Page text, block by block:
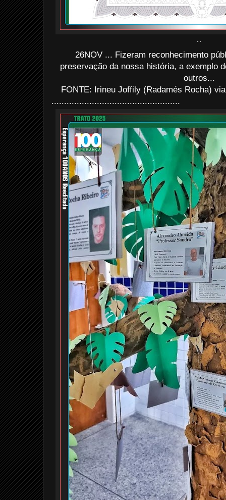
26NOV ... Fizeram reconhecimento
preservação da nossa história, a exemplo
outros...
FONTE: Irineu Joffily (Radamés Rocha)
...................................................